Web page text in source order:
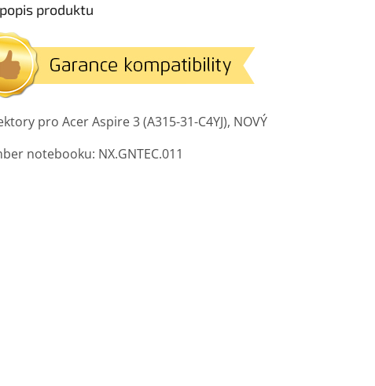
produktu
pro Acer Aspire 3 (A315-31-C4YJ), NOVÝ
notebooku: NX.GNTEC.011